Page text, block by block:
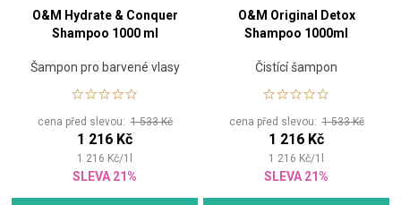
O&M Hydrate & Conquer
Shampoo 1000 ml
Šampon pro barvené vlasy
cena před slevou:1 533 Kč
1 216 Kč
1 216 Kč/1
SLEVA 21%
O&M Original Detox
Shampoo 1000ml
Čistící šampon
cena před slevou:1 533 Kč
1 216 Kč
1 216 Kč/1
SLEVA 21%